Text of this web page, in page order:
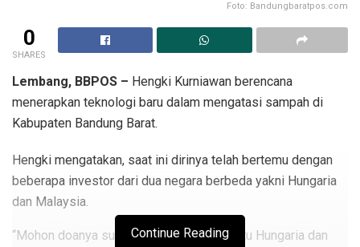
Foto: Bandungbaratpos.com
0
SHARES
Lembang, BBPOS – Hengki Kurniawan berencana
menerapkan teknologi baru dalam mengatasi sampah di
Kabupaten Bandung Barat.
Hengki mengatakan, saat ini dirinya telah bertemu dengan
beberapa investor dari dua negara berbeda yakni Hungaria
dan Malaysia.
“Mohon doanya sudah ada dua negara yaitu Hungaria dan
Continue Reading